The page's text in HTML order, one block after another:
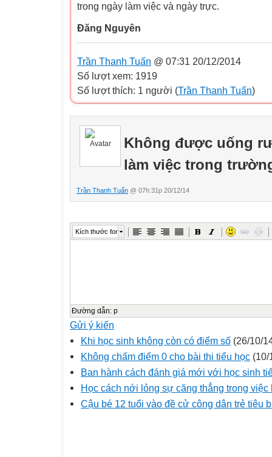
trong ngày làm việc và ngày trực.
Đăng Nguyên
Trần Thanh Tuấn @ 07:31 20/12/2014
Số lượt xem: 1919
Số lượt thích: 1 người (Trần Thanh Tuấn)
Không được uống
làm việc trong
Trần Thanh Tuấn @ 07h:31p 20/12/14
Kích thước font
Đường dẫn: p
Gửi ý kiến
Khi học sinh không còn có điểm số (26/10/
Không chấm điểm 0 cho bài thi tiểu học (10/
Ban hành cách đánh giá mới với học sinh
Học cách nới lỏng sự căng thẳng trong việc
Cậu bé 12 tuổi vào đề cử công dân trẻ tiêu